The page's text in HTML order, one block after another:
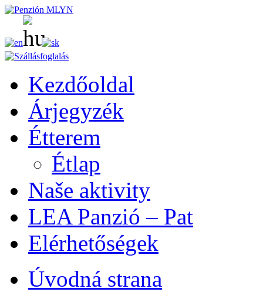
Kezdőoldal
Árjegyzék
Étterem
Étlap
Naše aktivity
LEA Panzió – Pat
Elérhetőségek
Úvodná strana